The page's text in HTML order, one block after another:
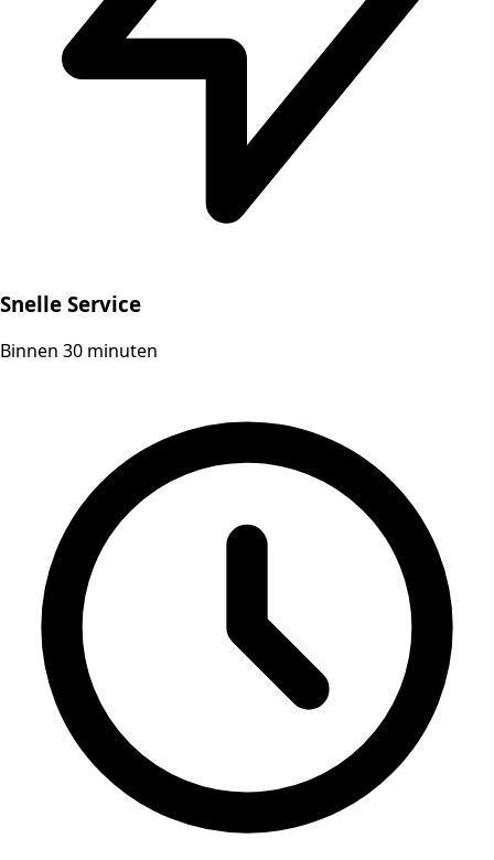
Snelle Service
Binnen 30 minuten